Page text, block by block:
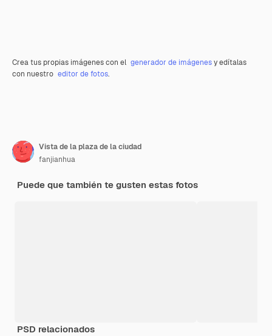
Crea tus propias imágenes con el generador de imágenesy edítalas
con nuestro editor de fotos.
Vista de la plaza de la ciudad
fanjianhua
Puede que también te gusten estas fotos
PSD relacionados